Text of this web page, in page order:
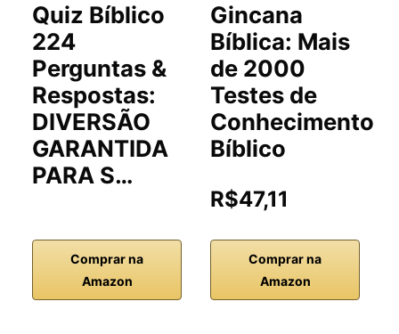
Quiz Bíblico
224
Perguntas &
Respostas:
DIVERSÃO
GARANTIDA
PARA S…
Comprar na
Amazon
Gincana
Bíblica: Mais
de 2000
Testes de
Conhecimento
Bíblico
R$47,11
Comprar na
Amazon